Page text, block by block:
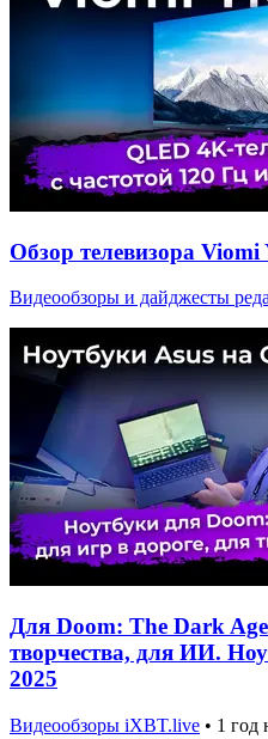
Обзор телевизора
Видеообзоры и дайджесты
Для Doom: The Dark
творчества, для ИИ.
2025
Видеообзоры iXBT.live • 1 год